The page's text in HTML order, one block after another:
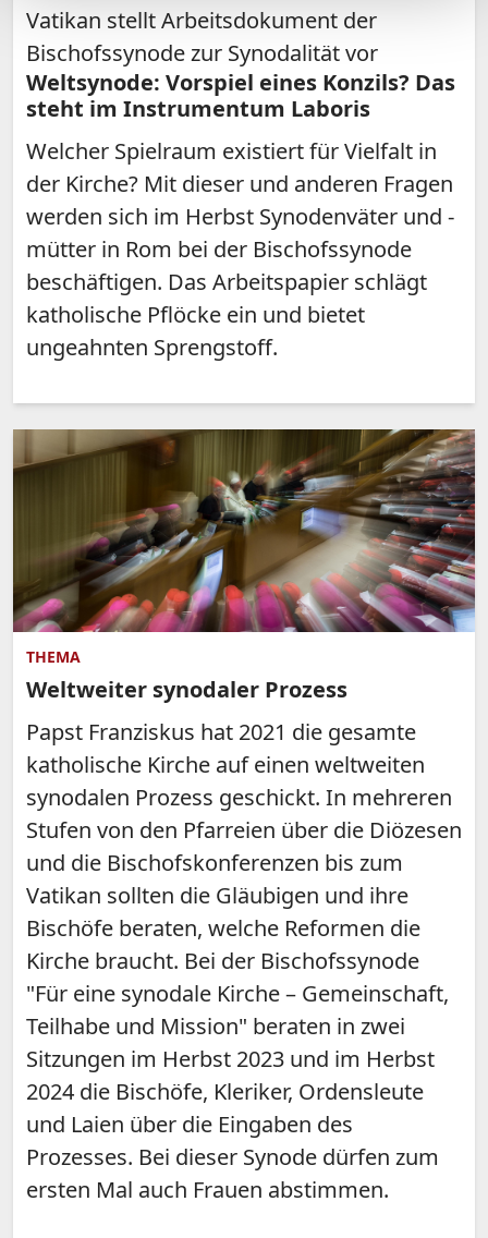
Vatikan stellt Arbeitsdokument der
Bischofssynode zur Synodalität vor
Weltsynode: Vorspiel eines Konzils? Das
steht im Instrumentum Laboris
Welcher Spielraum existiert für Vielfalt in
der Kirche? Mit dieser und anderen Fragen
werden sich im Herbst Synodenväter und -
mütter in Rom bei der Bischofssynode
beschäftigen. Das Arbeitspapier schlägt
katholische Pflöcke ein und bietet
ungeahnten Sprengstoff.
THEMA
Weltweiter synodaler Prozess
Papst Franziskus hat 2021 die gesamte
katholische Kirche auf einen weltweiten
synodalen Prozess geschickt. In mehreren
Stufen von den Pfarreien über die Diözesen
und die Bischofskonferenzen bis zum
Vatikan sollten die Gläubigen und ihre
Bischöfe beraten, welche Reformen die
Kirche braucht. Bei der Bischofssynode
"Für eine synodale Kirche – Gemeinschaft,
Teilhabe und Mission" beraten in zwei
Sitzungen im Herbst 2023 und im Herbst
2024 die Bischöfe, Kleriker, Ordensleute
und Laien über die Eingaben des
Prozesses. Bei dieser Synode dürfen zum
ersten Mal auch Frauen abstimmen.